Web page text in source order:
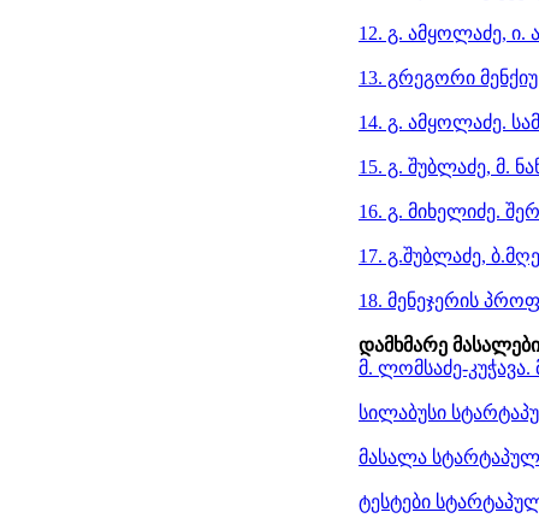
12. გ. ამყოლაძე,
13. გრეგორი
14. გ. ამყოლაძე.
15. გ. შუბლაძე, მ.
16. გ. მიხელიძე.
17. გ.შუბლაძე,
18. მენეჯერის
დამხმარე მასალები
მ. ლომსაძე-კუჭავა.
სილაბუსი
მასალა
ტესტები